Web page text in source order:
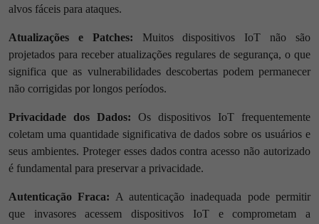
alvos fáceis para ataques.
Atualizações e Patches: Muitos dispositivos IoT não são
projetados para receber atualizações regulares de segurança, o que
significa que as vulnerabilidades descobertas podem permanecer
não corrigidas por longos períodos.
Privacidade dos Dados: Os dispositivos IoT frequentemente
coletam uma quantidade significativa de dados sobre os usuários e
seus ambientes. Proteger esses dados contra acesso não autorizado
é fundamental para preservar a privacidade.
Autenticação Fraca: A autenticação inadequada pode permitir
que invasores acessem dispositivos IoT e comprometam a